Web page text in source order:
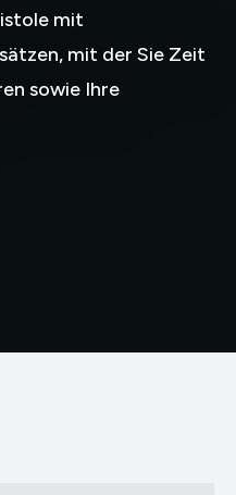
Français Italiano
Ελληνικά
mit
mit der Sie Zeit
sowie Ihre